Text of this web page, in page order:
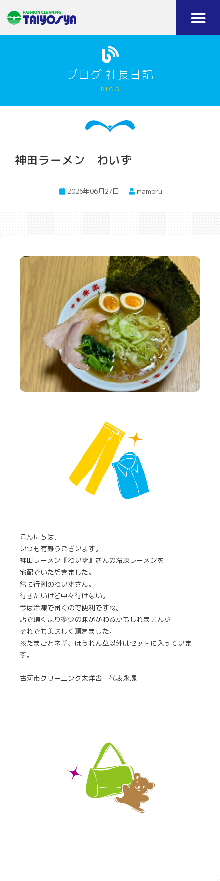
ブログ 社長日記
blog
神田ラーメン わいず
2026年06月27日 mamoru
こんにちは。
いつも有難うございます。
神田ラーメン『わいず』さんの冷凍ラーメンを
宅配でいただきました。
常に行列のわいずさん。
行きたいけど中々行けない。
今は冷凍で届くので便利ですね。
店で頂くより多少の味がかわるかもしれませんが
それでも美味しく頂きました。
※たまごとネギ、ほうれん草以外はセットに入っていま
す。
古河市クリーニング太洋舎 代表永塚